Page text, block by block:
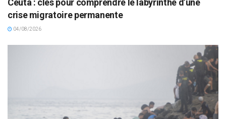
Ceuta : clés pour comprendre le labyrinthe d’une
crise migratoire permanente
04/08/2026